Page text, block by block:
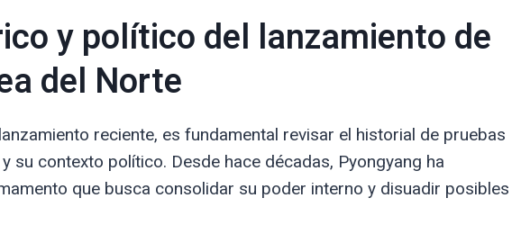
y político del lanzamiento de
del Norte
reciente, es fundamental revisar el historial de pruebas
su contexto político. Desde hace décadas, Pyongyang ha
que busca consolidar su poder interno y disuadir posibles